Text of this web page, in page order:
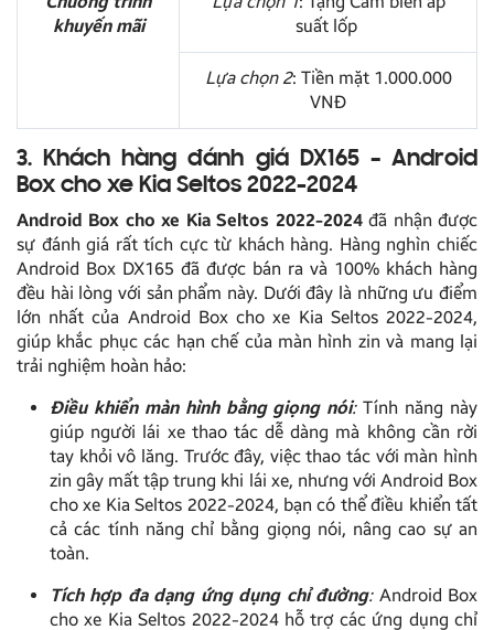
khuyến mãi
suất lốp
Lựa chọn 2: Tiền mặt 1.000.000
VNĐ
3. Khách hàng đánh giá DX165 – Android
Box cho xe Kia Seltos 2022-2024
Android Box cho xe Kia Seltos 2022-2024đã nhận được
sự đánh giá rất tích cực từ khách hàng. Hàng nghìn chiếc
Android Box DX165 đã được bán ra và 100% khách hàng
đều hài lòng với sản phẩm này. Dưới đây là những ưu điểm
lớn nhất của Android Box cho xe Kia Seltos 2022-2024,
giúp khắc phục các hạn chế của màn hình zin và mang lại
trải nghiệm hoàn hảo:
Điều khiển màn hình bằng giọng nói:Tính năng này
giúp người lái xe thao tác dễ dàng mà không cần rời
tay khỏi vô lăng. Trước đây, việc thao tác với màn hình
zin gây mất tập trung khi lái xe, nhưng với Android Box
cho xe Kia Seltos 2022-2024, bạn có thể điều khiển tất
cả các tính năng chỉ bằng giọng nói, nâng cao sự an
toàn.
Tích hợp đa dạng ứng dụng chỉ đường:Android Box
cho xe Kia Seltos 2022-2024 hỗ trợ các ứng dụng chỉ